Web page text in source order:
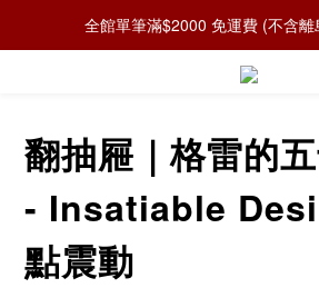
全館單筆滿$2000 免運費 (不含
翻抽屜｜格雷的
- Insatiable
點震動